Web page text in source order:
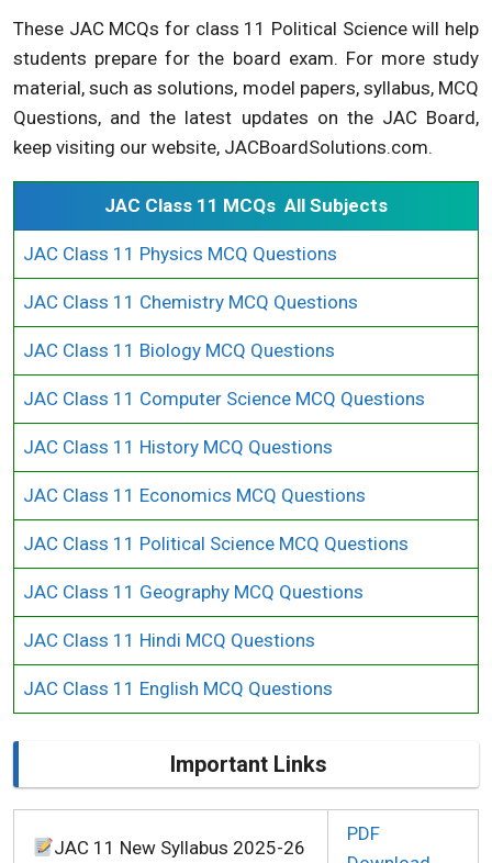
These JAC MCQs for class 11 Political Science will help
students prepare for the board exam. For more study
material, such as solutions, model papers, syllabus, MCQ
Questions, and the latest updates on the JAC Board,
keep visiting our website, JACBoardSolutions.com.
JAC Class 11 MCQs All Subjects
JAC Class 11 Physics MCQ Questions
JAC Class 11 Chemistry MCQ Questions
JAC Class 11 Biology MCQ Questions
JAC Class 11 Computer Science MCQ Questions
JAC Class 11 History MCQ Questions
JAC Class 11 Economics MCQ Questions
JAC Class 11 Political Science MCQ Questions
JAC Class 11 Geography MCQ Questions
JAC Class 11 Hindi MCQ Questions
JAC Class 11 English MCQ Questions
Important Links
JAC 11 New Syllabus 2025-26
PDF